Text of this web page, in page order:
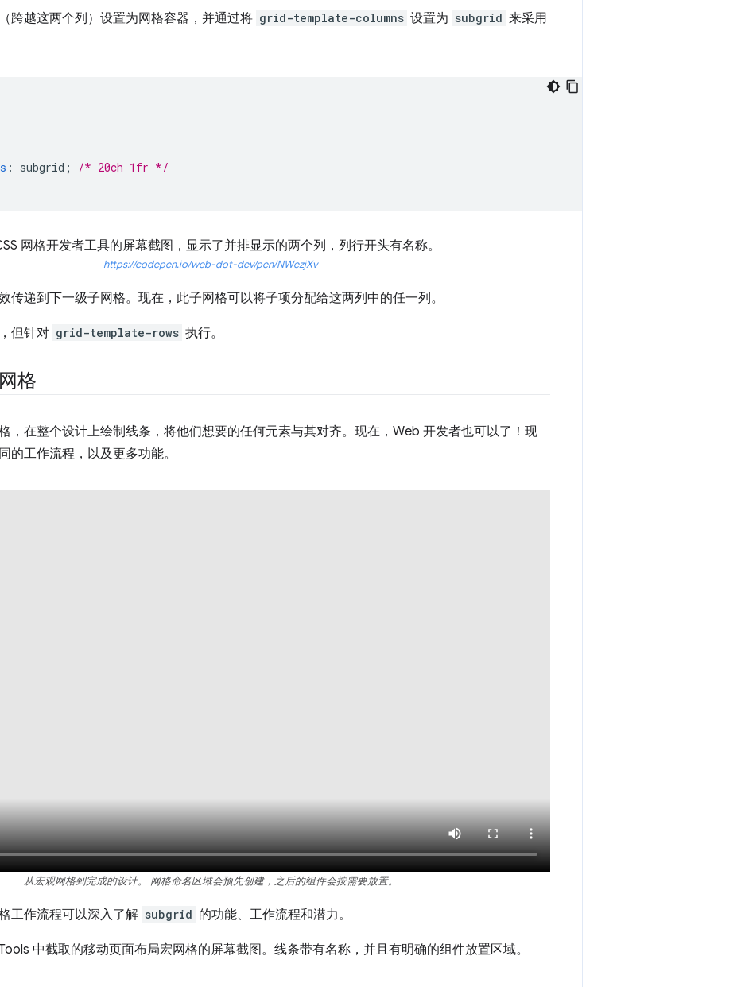
跨越这两个列）设置为网格容器，并通过将 grid-template-columns 设置为 subgrid 来采用
: subgrid ;
/* 20ch 1fr */
https://codepen.io/web-dot-dev/pen/NWezjXv
传递到下一级子网格。现在，此子网格可以将子项分配给这两列中的任一列。
但针对 grid-template-rows 执行。
格
，在整个设计上绘制线条，将他们想要的任何元素与其对齐。现在，Web 开发者也可以了！现
的工作流程，以及更多功能。
从宏观网格到完成的设计。 网格命名区域会预先创建，之后的组件会按需要放置。
工作流程可以深入了解 subgrid 的功能、工作流程和潜力。
中截取的移动页面布局宏网格的屏幕截图。线条带有名称，并且有明确的组件放置区域。